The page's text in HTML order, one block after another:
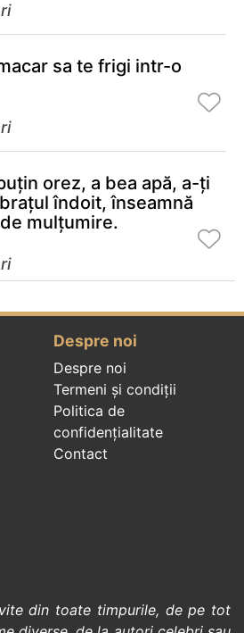
sa te frigi intr-o
orez, a bea apă, a-ţi
îndoit, înseamnă
mulţumire.
Despre noi
Despre noi
Termeni și condiții
Politica de
confidenţialitate
Contact
din toate timpurile, de pe tot